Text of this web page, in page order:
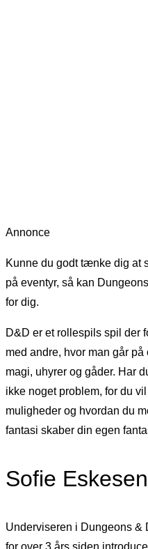
Annonce
Kunne du godt tænke dig at
på eventyr, så kan
for dig.
D&D er et rollespils spil der
med andre, hvor man går
magi, uhyrer og gåder. Har
ikke noget problem, for du
muligheder og hvordan du
fantasi skaber din egen
Sofie Eskesen
Underviseren i Dungeons &
for over 3 års siden